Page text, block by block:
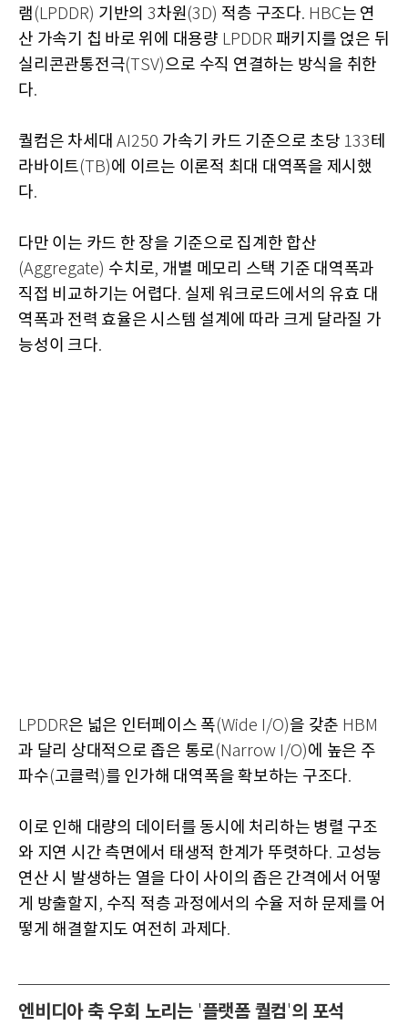
램 (LPDDR) 기반의 3차원 (3D) 적층 구조다. HBC는 연
산 가속기 칩 바로 위에 대용량 LPDDR 패키지를 얹은 뒤
실리콘관통전극(TSV)으로 수직 연결하는 방식을 취한
다.
퀄컴은 차세대 AI250 가속기 카드 기준으로 초당 133테
라바이트(TB)에 이르는 이론적 최대 대역폭을 제시했
다.
다만 이는 카드 한 장을 기준으로 집계한 합산
(Aggregate) 수치로, 개별 메모리 스택 기준 대역폭과
직접 비교하기는 어렵다. 실제 워크로드에서의 유효 대
역폭과 전력 효율은 시스템 설계에 따라 크게 달라질 가
능성이 크다.
LPDDR은 넓은 인터페이스 폭(Wide I/O)을 갖춘 HBM
과 달리 상대적으로 좁은 통로(Narrow I/O)에 높은 주
파수(고클럭)를 인가해 대역폭을 확보하는 구조다.
이로 인해 대량의 데이터를 동시에 처리하는 병렬 구조
와 지연 시간 측면에서 태생적 한계가 뚜렷하다. 고성능
연산 시 발생하는 열을 다이 사이의 좁은 간격에서 어떻
게 방출할지 , 수직 적층 과정에서의 수율 저하 문제를 어
떻게 해결할지도 여전히 과제다.
엔비디아 축 우회 노리는 '플랫폼 퀄컴'의 포석